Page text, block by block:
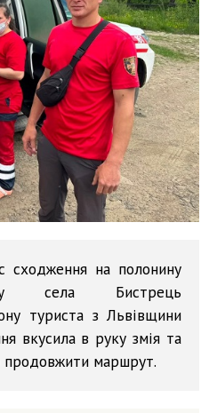
сходження на полонину
села Бистрець
туриста з Львівщини
вкусила в руку змія та
продовжити маршрут.